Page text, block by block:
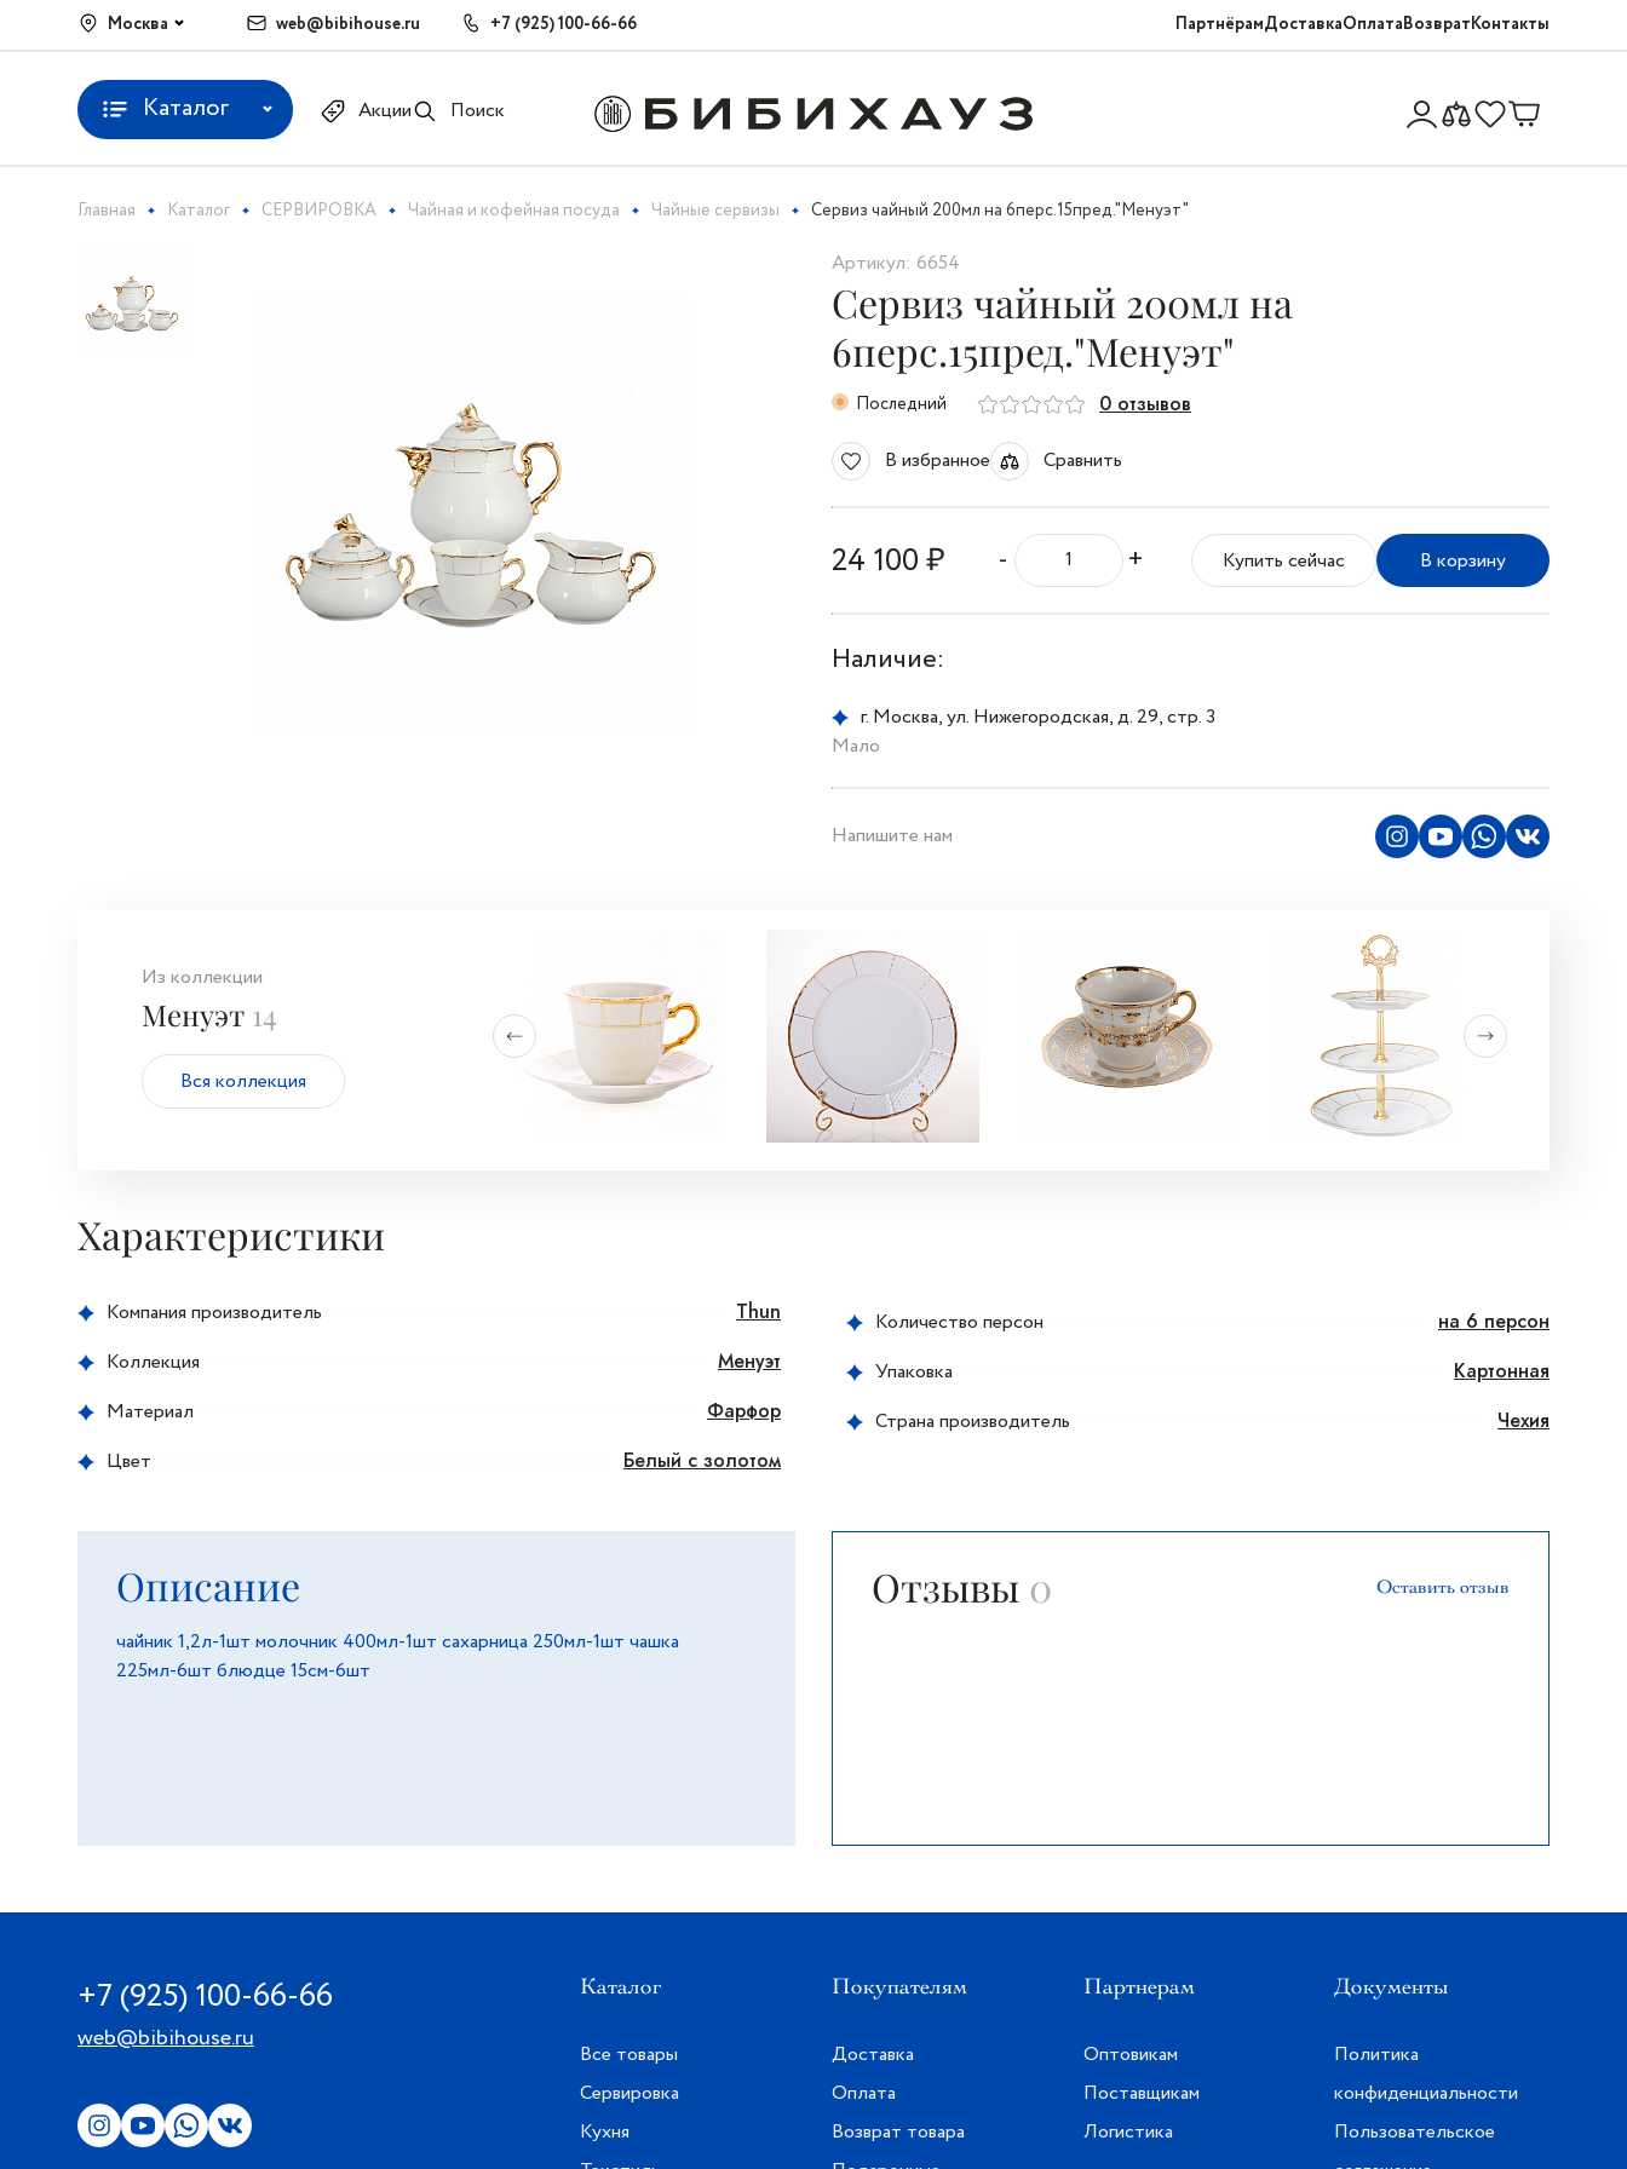
Москва web@bibihouse.ru +7 (925) 100-66-66 ПартнёрамДоставкаОплатаВозвратКонтакты
Каталог Акции Поиск
Главная Каталог СЕРВИРОВКА Чайная и кофейная посуда Чайные сервизы Сервиз чайный 200мл на 6перс.15пред."Менуэт"
Артикул: 6654
Сервиз чайный 200мл на
6перс.15пред."Менуэт"
Последний 0 отзывов
В избранное Сравнить
24 100 ₽ - + Купить сейчас В корзину
Наличие:
г. Москва, ул. Нижегородская, д. 29, стр. 3
Мало
Напишите нам
Из коллекции
Менуэт 14
Вся коллекция
Характеристики
Компания производитель
Thun
Коллекция
Менуэт
Материал
Фарфор
Цвет
Белый с золотом
Количество персон
на 6 персон
Упаковка
Картонная
Страна производитель
Чехия
Описание
чайник 1,2л-1шт молочник 400мл-1шт сахарница 250мл-1шт чашка
225мл-6шт блюдце 15см-6шт
Отзывы 0 Оставить отзыв
+7 (925) 100-66-66
web@bibihouse.ru
Каталог
Все товары
Сервировка
Кухня
Покупателям
Доставка
Оплата
Возврат товара
Партнерам
Оптовикам
Поставщикам
Логистика
Документы
Политика
конфиденциальности
Пользовательское